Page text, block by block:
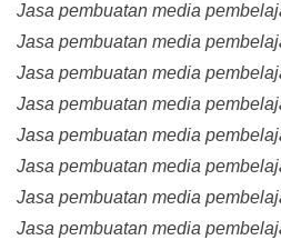
Jasa pembuatan media
Jasa pembuatan media
Jasa pembuatan media
Jasa pembuatan media
Jasa pembuatan media
Jasa pembuatan media
Jasa pembuatan media
Jasa pembuatan media